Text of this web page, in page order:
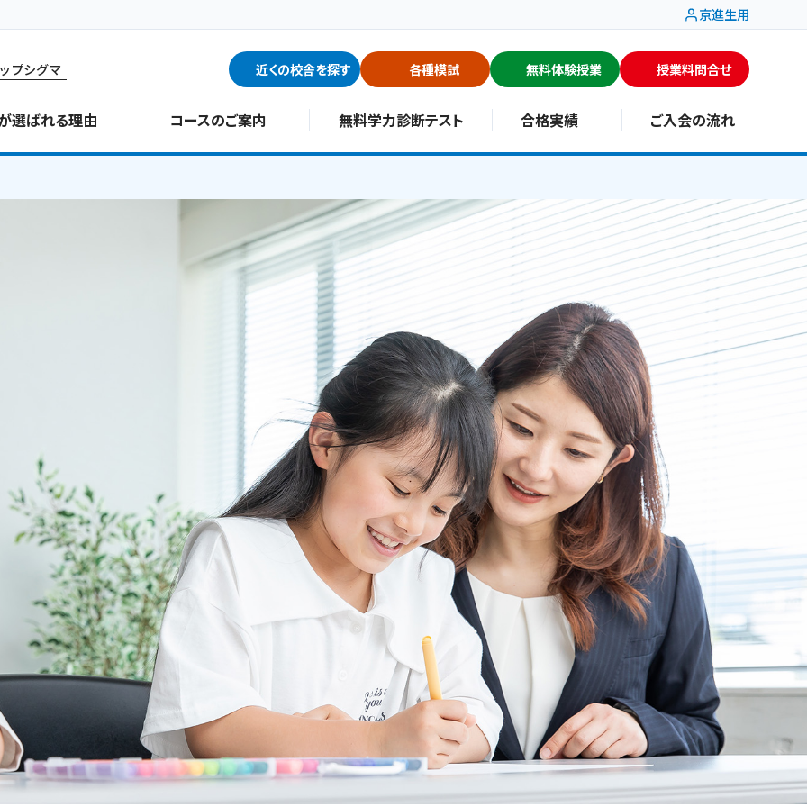
京進生用
プシグマ 近くの校舎を探す 各種模試 無料体験授業 授業料問合せ
選ばれる理由 コースのご案内 無料学力診断テスト 合格実績 ご入会の流れ